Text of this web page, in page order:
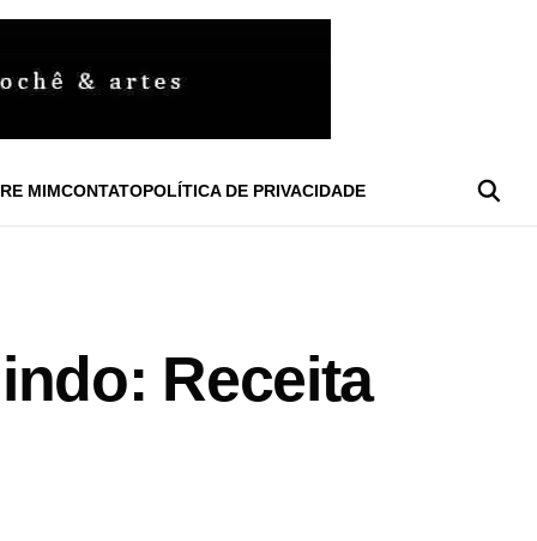
MIMCONTATOPOLÍTICA DE PRIVACIDADE
Receita